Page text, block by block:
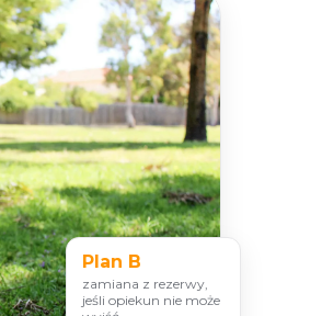
Plan B
zamiana z rezerwy,
jeśli opiekun nie może